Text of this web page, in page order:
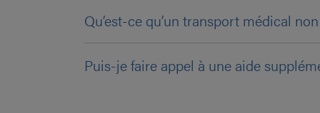
Qu’est-ce qu’un transport médical
Puis-je faire appel à une aide